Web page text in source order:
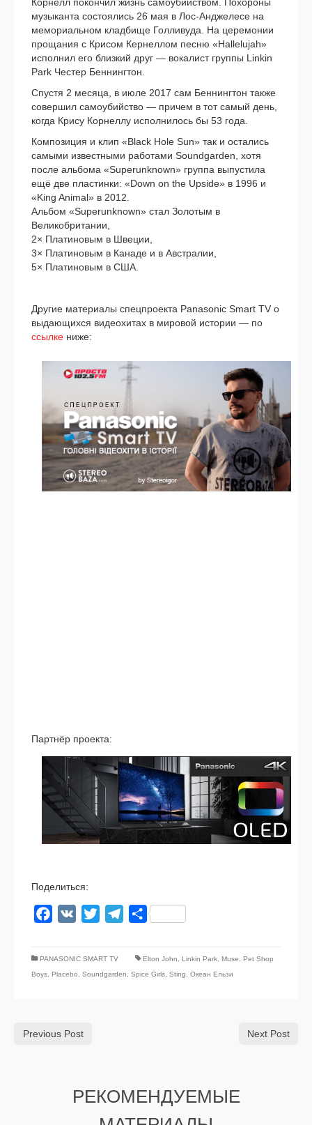
музы­кан­та состо­я­лись 26 мая в Лос-Анджелесе на
мемо­ри­аль­ном клад­би­ще Голливуда. На цере­мо­нии
про­ща­ния с Крисом Кернеллом пес­ню «Hallelujah»
испол­нил его близ­кий друг — вока­лист груп­пы Linkin
Park Честер Беннингтон.
Спустя 2 меся­ца, в июле 2017 сам Беннингтон так­же
совер­шил само­убий­ство — при­чем в тот самый день,
когда Крису Корнеллу испол­ни­лось бы 53 года.
Композиция и клип «Black Hole Sun» так и оста­лись
самы­ми извест­ны­ми рабо­та­ми Soundgarden, хотя
после аль­бо­ма «Superunknown» груп­па выпу­сти­ла
ещё две пла­стин­ки: «Down on the Upside» в 1996 и
«King Animal» в 2012.
Альбом «Superunknown» стал Золотым в
Великобритании,
2× Платиновым в Швеции,
3× Платиновым в Канаде и в Австралии,
5× Платиновым в США.
Другие мате­ри­а­лы спец­про­ек­та Panasonic Smart TV о
выда­ю­щих­ся видео­хи­тах в миро­вой исто­рии — по
ссыл­ке ниже:
Партнёр про­ек­та:
Поделиться:
Facebook
VK Twitter TelegramОтправить
PANASONIC SMART TV Elton John Linkin Park Muse
Pet Shop
Boys Placebo Soundgarden Spice Girls Sting Океан Ельзи
Previous Post Next Post
РЕКОМЕНДУЕМЫЕ